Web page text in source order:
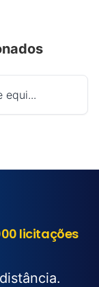
equi...
licitações